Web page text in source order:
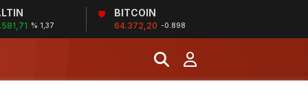
% 1,37
BITCOIN
64.372,20 -0.898